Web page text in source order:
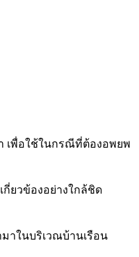
เพื่อใช้ในกรณีที่ต้องอพยพ
ยวข้องอย่างใกล้ชิด
าในบริเวณบ้านเรือน